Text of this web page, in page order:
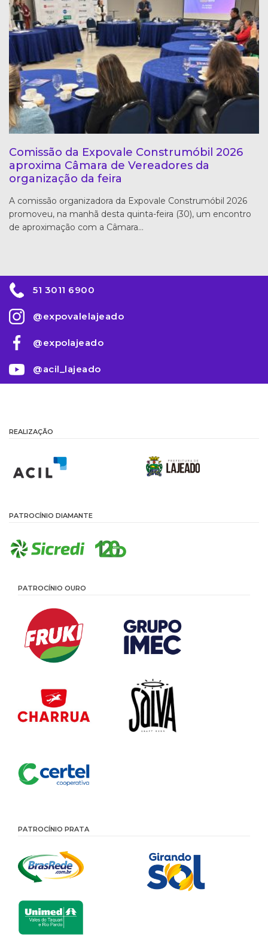
Comissão da Expovale Construmóbil 2026
aproxima Câmara de Vereadores da
organização da feira
A comissão organizadora da Expovale Construmóbil 2026
promoveu, na manhã desta quinta-feira (30), um encontro
de aproximação com a Câmara…
51 3011 6900
@expovalelajeado
@expolajeado
@acil_lajeado
REALIZAÇÃO
PATROCÍNIO DIAMANTE
PATROCÍNIO OURO
PATROCÍNIO PRATA